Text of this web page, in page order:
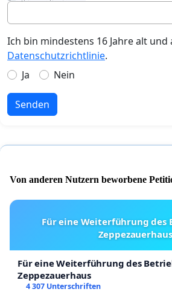
Ich bin mindestens 16 Jahre alt
Datenschutzrichtlinie.
Ja
Nein
Senden
Von anderen Nutzern beworbene
Für eine Weiterführung des
Zeppezauerhaus
Für eine Weiterführung des
Zeppezauerhaus
4 307 Unterschriften